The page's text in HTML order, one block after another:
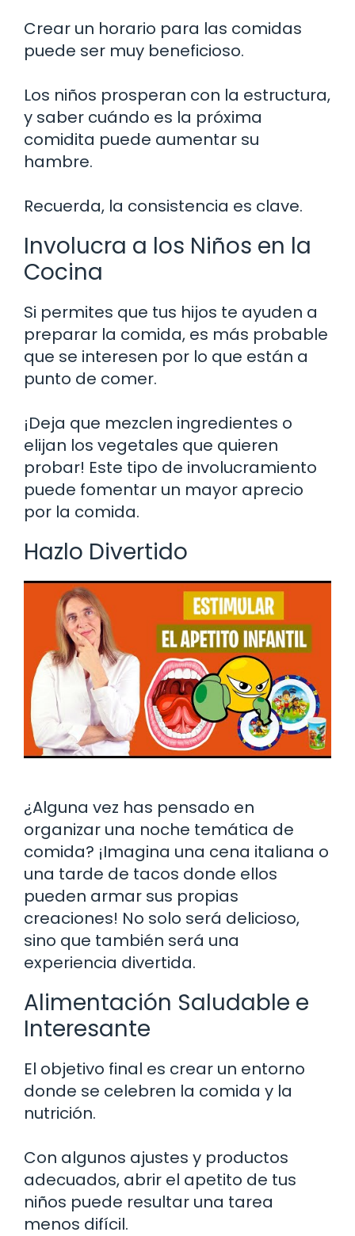
Crear un horario para las comidas
puede ser muy beneficioso.
Los niños prosperan con la estructura,
y saber cuándo es la próxima
comidita puede aumentar su
hambre.
Recuerda, la consistencia es clave.
Involucra a los Niños en la
Cocina
Si permites que tus hijos te ayuden a
preparar la comida, es más probable
que se interesen por lo que están a
punto de comer.
¡Deja que mezclen ingredientes o
elijan los vegetales que quieren
probar! Este tipo de involucramiento
puede fomentar un mayor aprecio
por la comida.
Hazlo Divertido
¿Alguna vez has pensado en
organizar una noche temática de
comida? ¡Imagina una cena italiana o
una tarde de tacos donde ellos
pueden armar sus propias
creaciones! No solo será delicioso,
sino que también será una
experiencia divertida.
Alimentación Saludable e
Interesante
El objetivo final es crear un entorno
donde se celebren la comida y la
nutrición.
Con algunos ajustes y productos
adecuados, abrir el apetito de tus
niños puede resultar una tarea
menos difícil.